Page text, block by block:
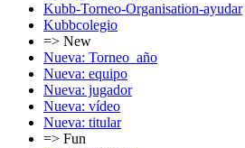
Kubb-Torneo-Organisation-ayudar
Kubbcolegio
=> New
Nueva: Torneo_año
Nueva: equipo
Nueva: jugador
Nueva: vídeo
Nueva: titular
=> Fun